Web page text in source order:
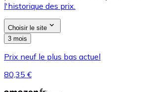
l'historique des prix.
Choisir le site
3 mois
Prix neuf le plus bas actuel
80,35 €